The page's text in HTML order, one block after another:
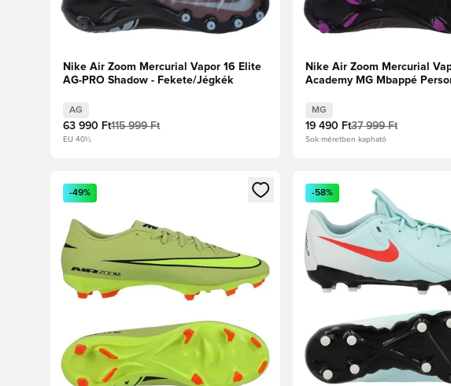
Nike Air Zoom Mercurial Vapor 16 Elite
AG-PRO Shadow - Fekete/Jégkék
AG
63 990 Ft115 999 Ft
EU 40½
Nike Air Zoom Mercurial
Academy MG Mbappé
MG
19 490 Ft37 999 Ft
Sok méretben kapható
Megnyit egy modált a bejelentkezéshez vagy a tagként való
-49%
Megnyit egy modált a
-58%